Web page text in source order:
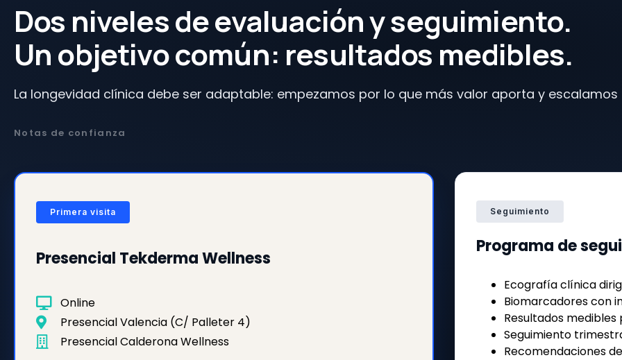
Dos niveles de evaluación y seguimiento.
Un objetivo común: resultados medibles.
La longevidad clínica debe ser adaptable: empezamos por lo que más valor aporta y
Notas de confianza
Primera visita
Presencial Tekderma Wellness
Online
Presencial Valencia (C/ Palleter 4)
Presencial Calderona Wellness
Seguimiento
Programa de
Ecografía clínica
Biomarcadores con
Resultados
Seguimiento
Recomendaciones